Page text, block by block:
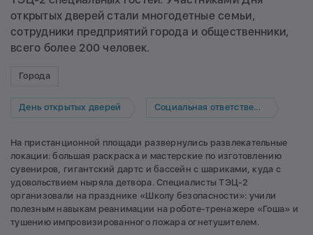
открытых дверей стали многодетные семьи,
сотрудники предприятий города и общественники,
всего более 200 человек.
Города
День открытых дверей Социальная ответственность
На пристанционной площади развернулись развлекательные
локации: большая раскраска и мастерские по изготовлению
сувениров, гигантский дартс и бассейн с шариками, куда с
удовольствием ныряла детвора. Специалисты ТЭЦ-2
организовали на празднике «Школу безопасности»: учили
полезным навыкам реанимации на роботе-тренажере «Гоша» и
тушению импровизированного пожара огнетушителем.